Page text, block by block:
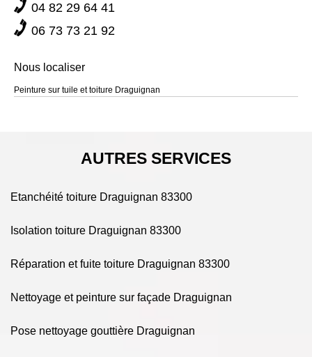
consultez notre site pour tous les détails !
04 82 29 64 41
06 73 73 21 92
Nous localiser
Peinture sur tuile et toiture Draguignan
AUTRES SERVICES
Etanchéité toiture Draguignan 83300
Isolation toiture Draguignan 83300
Réparation et fuite toiture Draguignan 83300
Nettoyage et peinture sur façade Draguignan
Pose nettoyage gouttière Draguignan